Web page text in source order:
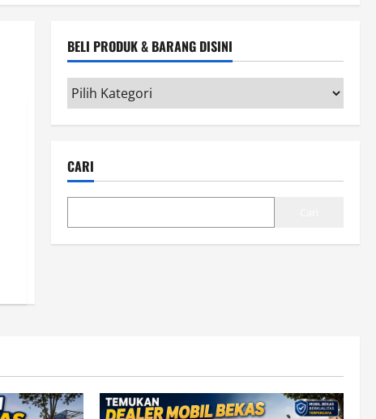
BELI PRODUK & BARANG DISINI
Beli
Produk
&
disini
CARI